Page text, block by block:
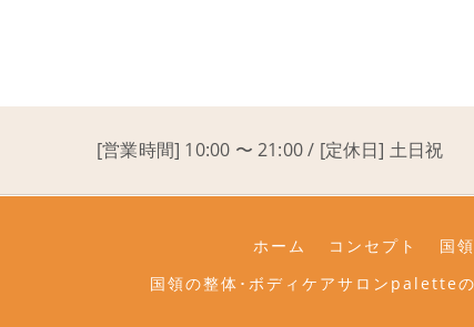
[営業時間] 10:00 〜 21:00 / [定休日] 土日祝
ホーム コンセプト 国
国領の整体･ボディケアサロンpalette